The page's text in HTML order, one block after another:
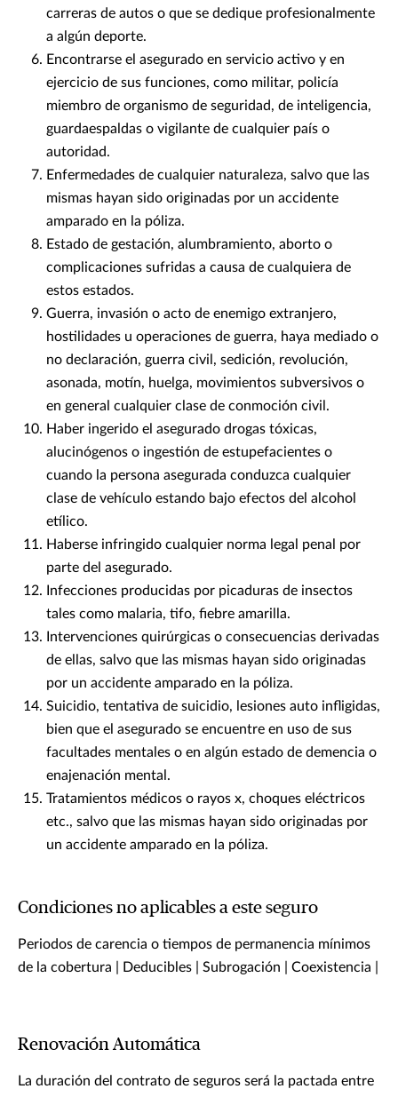
carreras de autos o que se dedique profesionalmente
a algún deporte.
Encontrarse el asegurado en servicio activo y en
ejercicio de sus funciones, como militar, policía
miembro de organismo de seguridad, de inteligencia,
guardaespaldas o vigilante de cualquier país o
autoridad.
Enfermedades de cualquier naturaleza, salvo que las
mismas hayan sido originadas por un accidente
amparado en la póliza.
Estado de gestación, alumbramiento, aborto o
complicaciones sufridas a causa de cualquiera de
estos estados.
Guerra, invasión o acto de enemigo extranjero,
hostilidades u operaciones de guerra, haya mediado o
no declaración, guerra civil, sedición, revolución,
asonada, motín, huelga, movimientos subversivos o
en general cualquier clase de conmoción civil.
Haber ingerido el asegurado drogas tóxicas,
alucinógenos o ingestión de estupefacientes o
cuando la persona asegurada conduzca cualquier
clase de vehículo estando bajo efectos del alcohol
etílico.
Haberse infringido cualquier norma legal penal por
parte del asegurado.
Infecciones producidas por picaduras de insectos
tales como malaria, tifo, fiebre amarilla.
Intervenciones quirúrgicas o consecuencias derivadas
de ellas, salvo que las mismas hayan sido originadas
por un accidente amparado en la póliza.
Suicidio, tentativa de suicidio, lesiones auto infligidas,
bien que el asegurado se encuentre en uso de sus
facultades mentales o en algún estado de demencia o
enajenación mental.
Tratamientos médicos o rayos x, choques eléctricos
etc., salvo que las mismas hayan sido originadas por
un accidente amparado en la póliza.
Condiciones no aplicables a este seguro
Periodos de carencia o tiempos de permanencia mínimos
de la cobertura | Deducibles | Subrogación | Coexistencia |
Renovación Automática
La duración del contrato de seguros será la pactada entre